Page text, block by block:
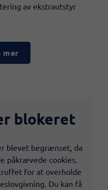
av ekstrautstyr
mer
blokeret
blevet begrænset, da
påkrævede cookies.
for at overholde
Du kan få